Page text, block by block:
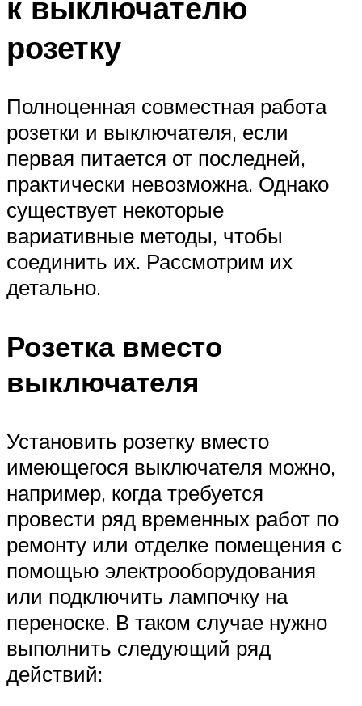
розетку
Полноценная совместная работа
розетки и выключателя, если
первая питается от последней,
практически невозможна. Однако
существует некоторые
вариативные методы, чтобы
соединить их. Рассмотрим их
детально.
Розетка вместо
выключателя
Установить розетку вместо
имеющегося выключателя можно,
например, когда требуется
провести ряд временных работ по
ремонту или отделке помещения с
помощью электрооборудования
или подключить лампочку на
переноске. В таком случае нужно
выполнить следующий ряд
действий: